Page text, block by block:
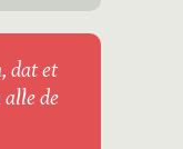
dat et
de